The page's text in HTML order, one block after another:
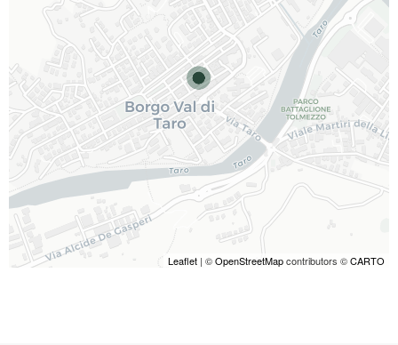
Leaflet | ©OpenStreetMapcontributors ©CARTO